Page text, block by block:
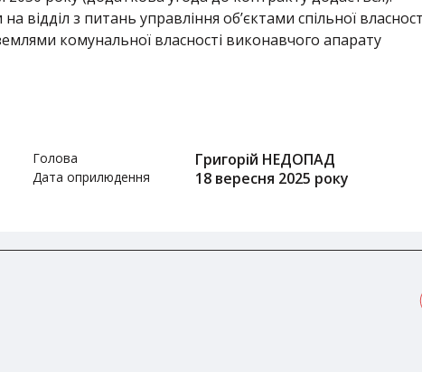
з питань управління об’єктами спільної
комунальної власності виконавчого апарату
Голова Григорій НЕДОПАД
Дата оприлюдення 18 вересня 2025 року